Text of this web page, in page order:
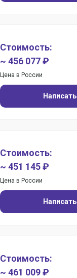
Стоимость:
~ 456 077 ₽
Цена в России
Написать
Стоимость:
~ 451 145 ₽
Цена в России
Написать
Стоимость:
~ 461 009 ₽